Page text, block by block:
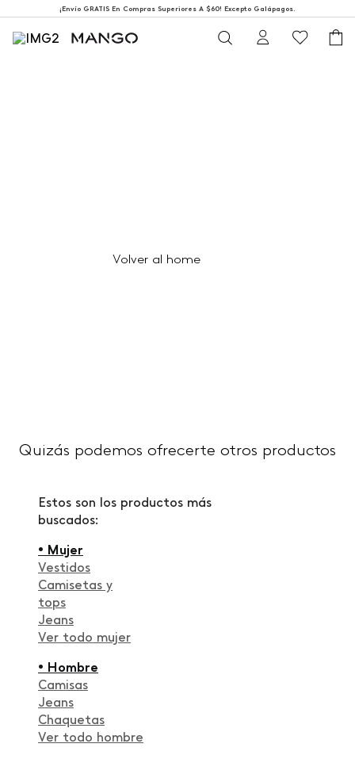
¡Envío GRATIS En Compras Superiores A $60! Excepto Galápagos.
Volver al home
Quizás podemos ofrecerte otros productos
Estos son los productos más
buscados:
• Mujer
Vestidos
Camisetas y
tops
Jeans
Ver todo mujer
• Hombre
Camisas
Jeans
Chaquetas
Ver todo hombre